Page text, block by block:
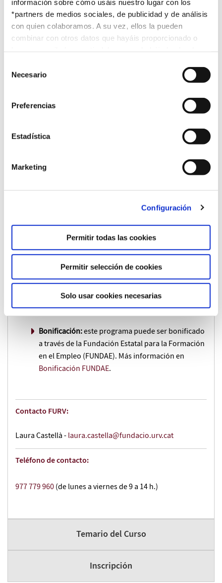
información sobre cómo usáis nuestro lugar con los
*partners de medios sociales, de publicidad y de análisis
con quien colaboramos. A su vez, ellos la pueden
combinar con otros datos que hayáis proporcionado o
Cookies”.
Necesario
Preferencias
Estadística
Marketing
Configuración
Permitir todas las cookies
Permitir selección de cookies
Solo usar cookies necesarias
Mapa de situación:
Precio:
1515 €
becas de la Fundación URV de acceso a los títulos
propios de posgrado. Toda la información en
Becas FURV.
Posibilidad de fraccionamiento:10% por la
reserva de plaza en el momento de realizar la
inscripción + 50% antes del inicio del programa +
Bonificación:este programa puede ser bonificado
a través de la Fundación Estatal para la Formación
en el Empleo (FUNDAE). Más información en
Bonificación FUNDAE.
Contacto FURV:
Laura Castellà -laura.castella@fundacio.urv.cat
Teléfono de contacto:
977 779 960(de lunes a viernes de 9 a 14 h.)
Temario del Curso
Inscripción